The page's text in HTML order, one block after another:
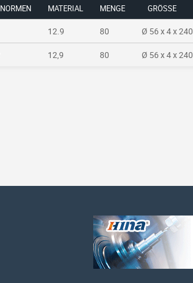
MATERIAL MENGE GRÖSSE
12.9 80 Ø 56 x 4 x 240
12,9 80 Ø 56 x 4 x 240